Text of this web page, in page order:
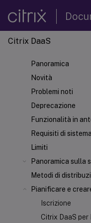
Citrix DaaS
Panoramica
Novità
Problemi noti
Deprecazione
Funzionalità in
Requisiti di sistema
Limiti
Panoramica sulla
Metodi di
Pianificare e
Iscrizione
Citrix DaaS